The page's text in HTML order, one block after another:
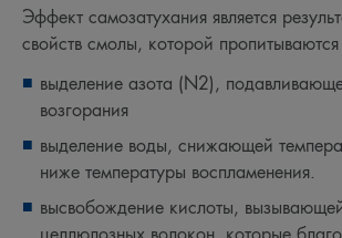
Эффект самозатухания является
свойств смолы, которой
выделение азота (N2),
возгорания
выделение воды, снижающей
ниже температуры воспламенения.
высвобождение кислоты,
целлюлозных волокон, которые